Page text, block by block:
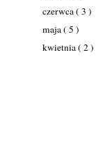
czerwca( 3 )
maja( 5 )
kwietnia( 2 )